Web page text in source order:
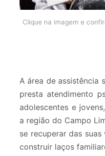
Clique na imagem e
A área de assistência
presta atendimento
adolescentes e
a região do Campo
se recuperar das
construir laços